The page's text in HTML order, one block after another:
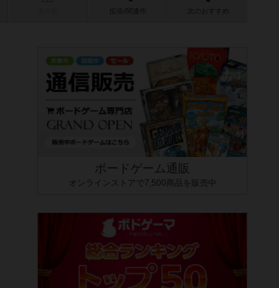
作 次のおすすめ
ボードゲーム通販
オンラインストアで7,500商品を販売中